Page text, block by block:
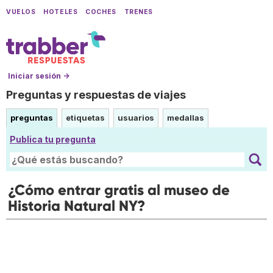
VUELOS HOTELES COCHES TRENES
Iniciar sesión →
Preguntas y respuestas de viajes
preguntas etiquetas usuarios medallas
Publica tu pregunta
¿Cómo entrar gratis al museo de
Historia Natural NY?